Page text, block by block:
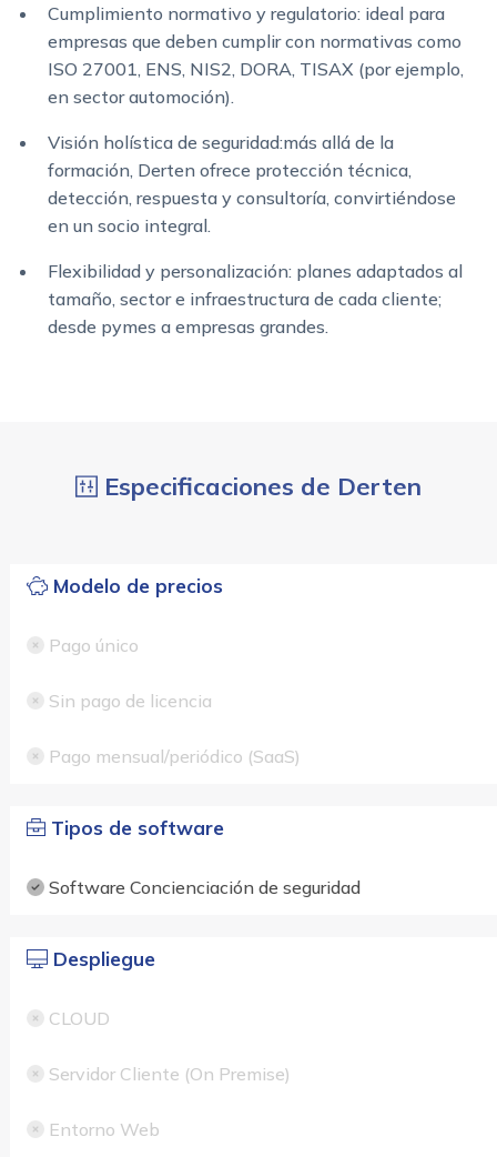
Cumplimiento normativo y regulatorio: ideal para
empresas que deben cumplir con normativas como
ISO 27001, ENS, NIS2, DORA, TISAX (por ejemplo,
en sector automoción).
Visión holística de seguridad:más allá de la
formación, Derten ofrece protección técnica,
detección, respuesta y consultoría, convirtiéndose
en un socio integral.
Flexibilidad y personalización: planes adaptados al
tamaño, sector e infraestructura de cada cliente;
desde pymes a empresas grandes.
Especificaciones de Derten
Modelo de precios
Pago único
Sin pago de licencia
Pago mensual/periódico (SaaS)
Tipos de software
Software Concienciación de seguridad
Despliegue
CLOUD
Servidor Cliente (On Premise)
Entorno Web